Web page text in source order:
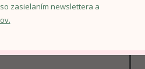
zasielaním newslettera a